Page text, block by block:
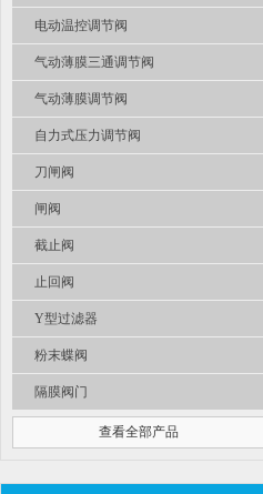
电动温控调节阀
气动薄膜三通调节阀
气动薄膜调节阀
自力式压力调节阀
刀闸阀
闸阀
截止阀
止回阀
Y型过滤器
粉末蝶阀
隔膜阀门
查看全部产品